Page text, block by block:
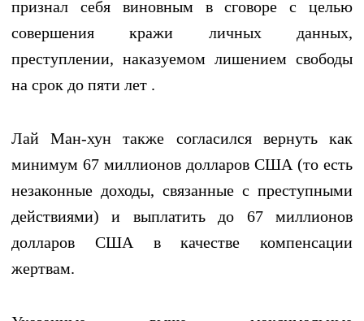
признал себя виновным в сговоре с целью
совершения кражи личных данных,
преступлении, наказуемом лишением свободы
на срок до пяти лет .
Лай Ман-хун также согласился вернуть как
минимум 67 миллионов долларов США (то есть
незаконные доходы, связанные с преступными
действиями) и выплатить до 67 миллионов
долларов США в качестве компенсации
жертвам.